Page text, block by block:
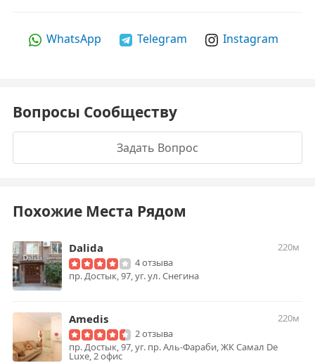
WhatsApp Telegram Instagram
Вопросы Сообществу
Задать Вопрос
Похожие Места Рядом
Dalida
220м
4 отзыва
пр. Достык, 97, уг. ул. Снегина
Amedis
220м
2 отзыва
пр. Достык, 97, уг. пр. Аль-Фараби, ЖК Самал De
Luxe, 2 офис